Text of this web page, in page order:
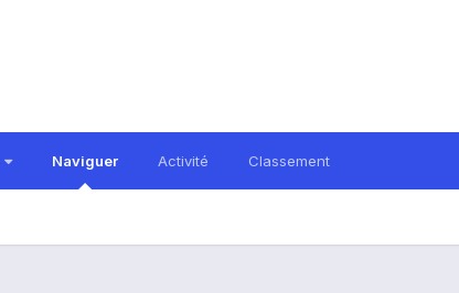
Naviguer Activité Classement